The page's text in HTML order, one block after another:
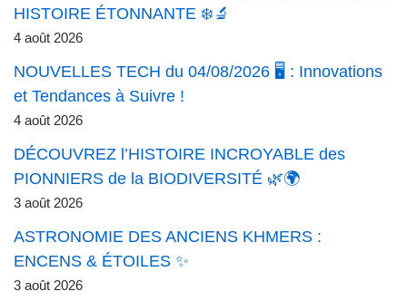
HISTOIRE ÉTONNANTE ❄️🔬
4 août 2026
NOUVELLES TECH du 04/08/2026 🖥️ : Innovations
et Tendances à Suivre !
4 août 2026
DÉCOUVREZ l’HISTOIRE INCROYABLE des
PIONNIERS de la BIODIVERSITÉ 🌿🌍
3 août 2026
ASTRONOMIE DES ANCIENS KHMERS :
ENCENS & ÉTOILES ✨
3 août 2026